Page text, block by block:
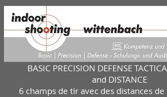
BASIC PRECISION DEFENSE
and DISTANCE
6 champs de tir avec des distances